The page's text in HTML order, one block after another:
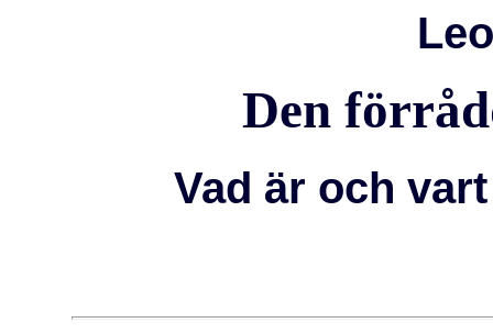
Den
Vad är och